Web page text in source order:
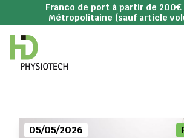
Franco de port à partir de 200€
Métropolitaine (sauf article
05/05/2026